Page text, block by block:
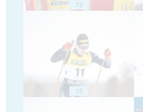
13
15